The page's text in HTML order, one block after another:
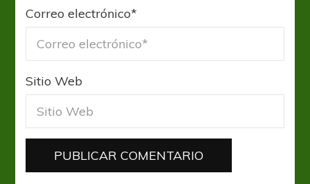
Correo electrónico*
Sitio Web